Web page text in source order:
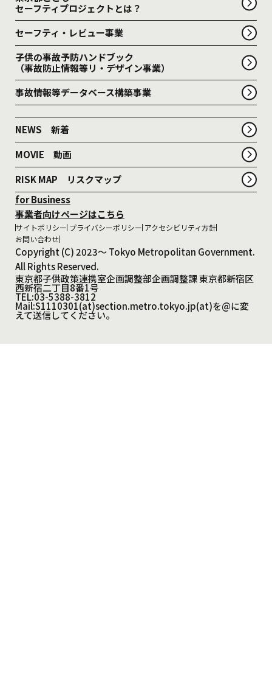
for Business
事業者向けページはこちら
セーフティプロジェクトとは？
セーフティ・レビュー事業
子供の事故予防ハンドブック
（事故防止情報等リ・デザイン事業）
事故情報等データベース構築事業
NEWS 新着
MOVIE 動画
RISK MAP リスクマップ
サイトポリシー プライバシーポリシー アクセシビリティ方針
お問い合わせ
Copyright (C) 2023～ Tokyo Metropolitan Government.
All Rights Reserved.
東京都子供政策連携室企画調整部企画調整課 東京都新宿区
西新宿二丁目8番1号
TEL:03-5388-3812
Mail:S1110301(at)section.metro.tokyo.jp(at)を@に変
えて送信してください。